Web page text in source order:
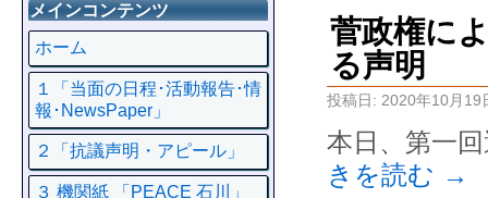
菅政権に
る声明
投稿日: 2020年10月19
本日、第一
きを読む →
メインコンテンツ
ホーム
１「当面の日程･活動報告･情
報･NewsPaper」
２「抗議声明・アピール」
３ 機関紙 「PEACE 石川」